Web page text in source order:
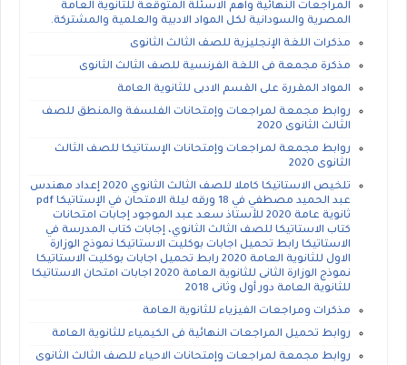
المراجعات النهائية واهم الاسئلة المتوقعة للثانوية العامة
المصرية والسودانية لكل المواد الادبية والعلمية والمشتركة.
مذكرات اللغة الإنجليزية للصف الثالث الثانوى
مذكرة مجمعة فى اللغة الفرنسية للصف الثالث الثانوى
المواد المقررة على القسم الادبى للثانوية العامة
روابط مجمعة لمراجعات وإمتحانات الفلسفة والمنطق للصف
الثالث الثانوى 2020
روابط مجمعة لمراجعات وإمتحانات الإستاتيكا للصف الثالث
الثانوى 2020
تلخيص الاستاتيكا كاملا للصف الثالث الثانوي 2020 إعداد مهندس
عبد الحميد مصطفي في 18 ورقه ليلة الامتحان في الإستاتيكا pdf
ثانوية عامة 2020 للأستاذ سعد عبد الموجود إجابات امتحانات
كتاب الاستاتيكا للصف الثالث الثانوي، إجابات كتاب المدرسة في
الاستاتيكا رابط تحميل اجابات بوكليت الاستاتيكا نموذج الوزارة
الاول للثانوية العامة 2020 رابط تحميل اجابات بوكليت الاستاتيكا
نموذج الوزارة الثانى للثانوية العامة 2020 اجابات امتحان الاستاتيكا
للثانوية العامة دور أول وثانى 2018
مذكرات ومراجعات الفيزياء للثانوية العامة
روابط تحميل المراجعات النهائية فى الكيمياء للثانوية العامة
روابط مجمعة لمراجعات وإمتحانات الاحياء للصف الثالث الثانوى